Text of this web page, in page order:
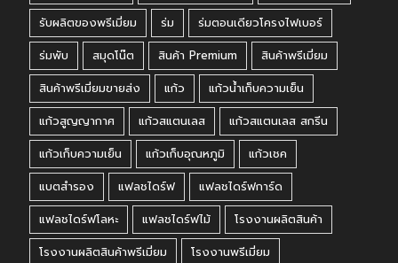
รับผลิตของพรีเมี่ยม
ร่ม
ร่มตอนเดียวโครงไฟเบอร์
ร่มพับ
สมุดโน๊ต สินค้า Premium
สินค้าพรีเมี่ยม
สินค้าพรีเมี่ยมขายส่ง
แก้ว
แก้วน้ำเก็บความเย็น
แก้วสูญญากาศ
แก้วสแตนเลส
แก้วสแตนเลส สกรีน
แก้วเก็บความเย็น
แก้วเก็บอุณหภูมิ
แก้วเชค
แบตสำรอง
แฟลชไดร์ฟ
แฟลชไดร์ฟการ์ด
แฟลชไดร์ฟโลหะ
แฟลชไดร์ฟไม้
โรงงานผลิตสินค้า
โรงงานผลิตสินค้าพรีเมี่ยม
โรงงานพรีเมี่ยม